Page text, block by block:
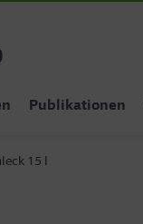
Publikationen
15 l